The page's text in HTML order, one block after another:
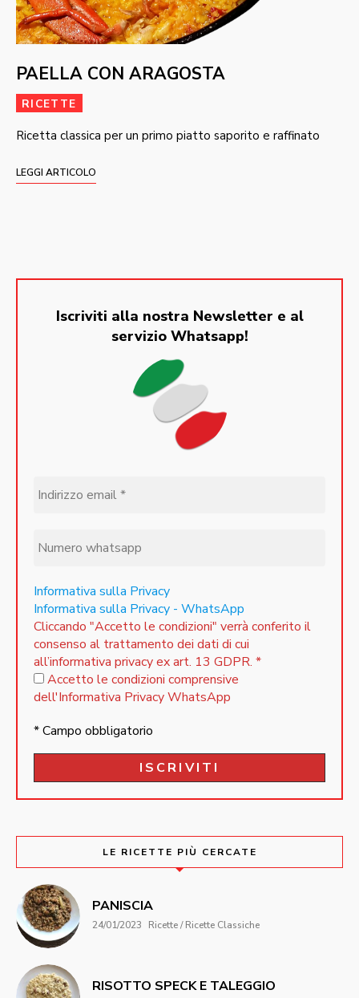
PAELLA CON ARAGOSTA
RICETTE
Ricetta classica per un primo piatto saporito e raffinato
LEGGI ARTICOLO
Iscriviti alla nostra Newsletter e al
servizio Whatsapp!
Informativa sulla Privacy
Informativa sulla Privacy - WhatsApp
Cliccando "Accetto le condizioni" verrà conferito il
consenso al trattamento dei dati di cui
all’informativa privacy ex art. 13 GDPR. *
Accetto le condizioni comprensive
dell'Informativa Privacy WhatsApp
* Campo obbligatorio
LE RICETTE PIÙ CERCATE
PANISCIA
24/01/2023 Ricette / Ricette Classiche
RISOTTO SPECK E TALEGGIO